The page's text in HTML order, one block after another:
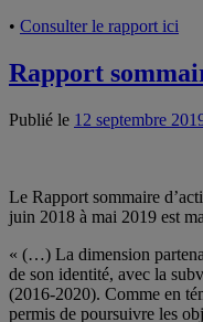
• Consulter le rapport ici
Rapport
Publié le 12 septembre
Le Rapport sommaire
juin 2018 à mai 2019 est
« (…) La dimension
de son identité, avec la
(2016-2020). Comme en
permis de poursuivre les